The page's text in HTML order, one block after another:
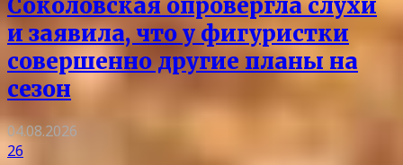
Соколовская опровергла слухи
и заявила, что у фигуристки
совершенно другие планы на
сезон
04.08.2026
26